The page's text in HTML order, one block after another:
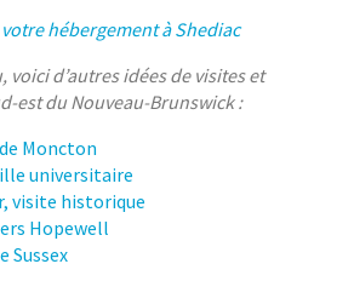
votre hébergement à Shediac
voici d’autres idées de visites et
est du Nouveau-Brunswick :
Moncton
universitaire
visite historique
Hopewell
Sussex